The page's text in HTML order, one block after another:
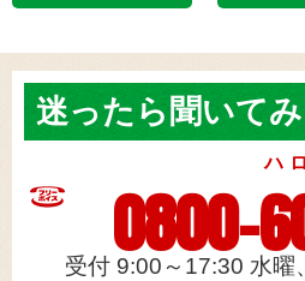
迷ったら 聞いて
0800-
ハ
受付 9:00～17:30 水曜